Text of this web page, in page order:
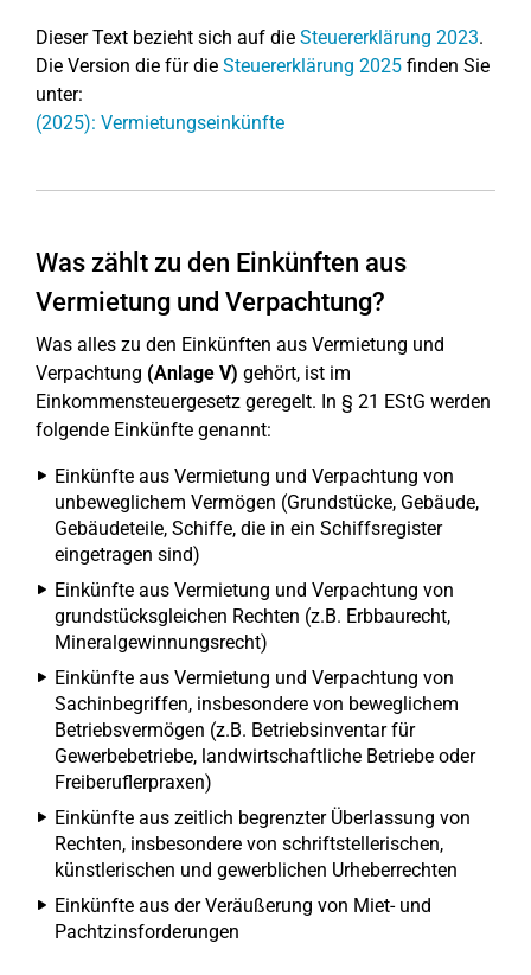
Dieser Text bezieht sich auf die Steuererklärung 2023.
Die Version die für die Steuererklärung 2025 finden Sie
unter:
(2025): Vermietungseinkünfte
Was zählt zu den Einkünften aus
Vermietung und Verpachtung?
Was alles zu den Einkünften aus Vermietung und
Verpachtung (Anlage V) gehört, ist im
Einkommensteuergesetz geregelt. In § 21 EStG werden
folgende Einkünfte genannt:
Einkünfte aus Vermietung und Verpachtung von
unbeweglichem Vermögen (Grundstücke, Gebäude,
Gebäudeteile, Schiffe, die in ein Schiffsregister
eingetragen sind)
Einkünfte aus Vermietung und Verpachtung von
grundstücksgleichen Rechten (z.B. Erbbaurecht,
Mineralgewinnungsrecht)
Einkünfte aus Vermietung und Verpachtung von
Sachinbegriffen, insbesondere von beweglichem
Betriebsvermögen (z.B. Betriebsinventar für
Gewerbebetriebe, landwirtschaftliche Betriebe oder
Freiberuflerpraxen)
Einkünfte aus zeitlich begrenzter Überlassung von
Rechten, insbesondere von schriftstellerischen,
künstlerischen und gewerblichen Urheberrechten
Einkünfte aus der Veräußerung von Miet- und
Pachtzinsforderungen